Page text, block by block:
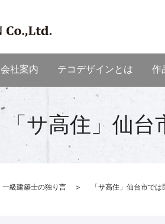
会社案内 テコデザインとは 作
「サ高住」仙
一級建築士の独り言 「サ高住」仙台市で